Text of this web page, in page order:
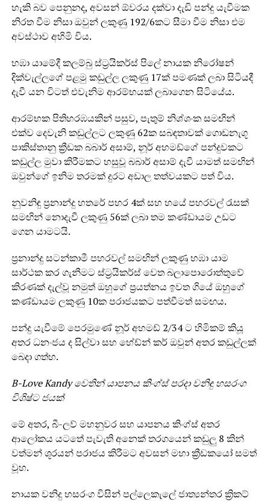
හැකි බව පෙනුනද, අවසන් ඕවරය දක්වා දැඩි පන්දු යැවීමක
නිරත වීම නිසා ඔවුන් ලකුණු 192/6කට සීමා වීම නිසා එම
අවස්ථාව අහිමි විය.
හඹා යාමේදී කලම්බු ස්ට්‍රයිකර්ස් පිලේ නායක නිරෝෂන්
දික්වැල්ලගේ පළමු කඩුල්ල ලකුණු 17ක් පමණක් ලබා සිටියදී
දැවී යන විටත් එවැනිම ආරම්භයක් ලබාගෙන සිටියේය.
ආරම්භක පිතිහරඹයකින් පසුව, පැතුම් නිශ්ශංක සමඟින්
එක්ව දෙවැනි කඩුල්ලට ලකුණු 62ක සබඳතාවක් ගොඩනැගූ
පාකිස්තානු ක්‍රීඩක බබාර් අසාම්, නූර් අහමඩ්ගේ පන්දුවකට
කඩුල්ල මුවා කිරීමකට හසුවූ බබාර් අසාම් දැවී යාමත් සමඟින්
ඔවුන්ගේ ඉනිම තරමක් දුරට අඩාල තත්වයකට පත් විය.
නුවනිඳු ප්‍රනාන්දු හතරේ පහර 4ක් සහ හයේ පහරවල් රැසක්
සමඟින් නොදැවී ලකුණු 56ක් ලබා තම කණ්ඩායම උඩට
ගෙන යාමටයි.
ප්‍රනාන්දු සටන්කාමී පහරවල් සමඟින් ලකුණු හඹා යාම
සාර්ථක කර ගැනීමට ස්ට්‍රයිකර්ස් වෙත බලාපොරොත්තුවේ
කිරණක් දැල්වූ නමුත් ඔහුගේ ප්‍රයත්නය ඉවත ගියේ ඔහුගේ
කණ්ඩායම ලකුණු 10ක පරාජයකට පත්වීමත් සමඟය.
පන්දු යැවීමේ පෙරමුණේ නූර් අහමඩ් 2/34 ට හිමිකම් කියූ
අතර ධනංජය ද සිල්වා සහ හේඩ්න් කර් ඔවුන් අතර කඩුල්ලක්
බෙදා ගත්හ.
B-Love Kandy වෙතින් යාපනය කිංග්ස් පරදා වනිඳු හසරංග
විශිෂ්ට ජයක්
මේ අතර, බී-ලව් මහනුවර සහ යාපනය කිංග්ස් අතර
ආලෝකය යටතේ පැවැති අනෙක් තරගයෙන් කඩුලු 8 කින්
වත්මන් ශූරයන් පරාජය කිරීමට අවසන් මහා ක්‍රීඩකයෝ සමත්
වූහ.
නායක වනිදු හසරංග විසින් පල්ලෙකැලේ ජාත්‍යන්තර ක්‍රිකට්